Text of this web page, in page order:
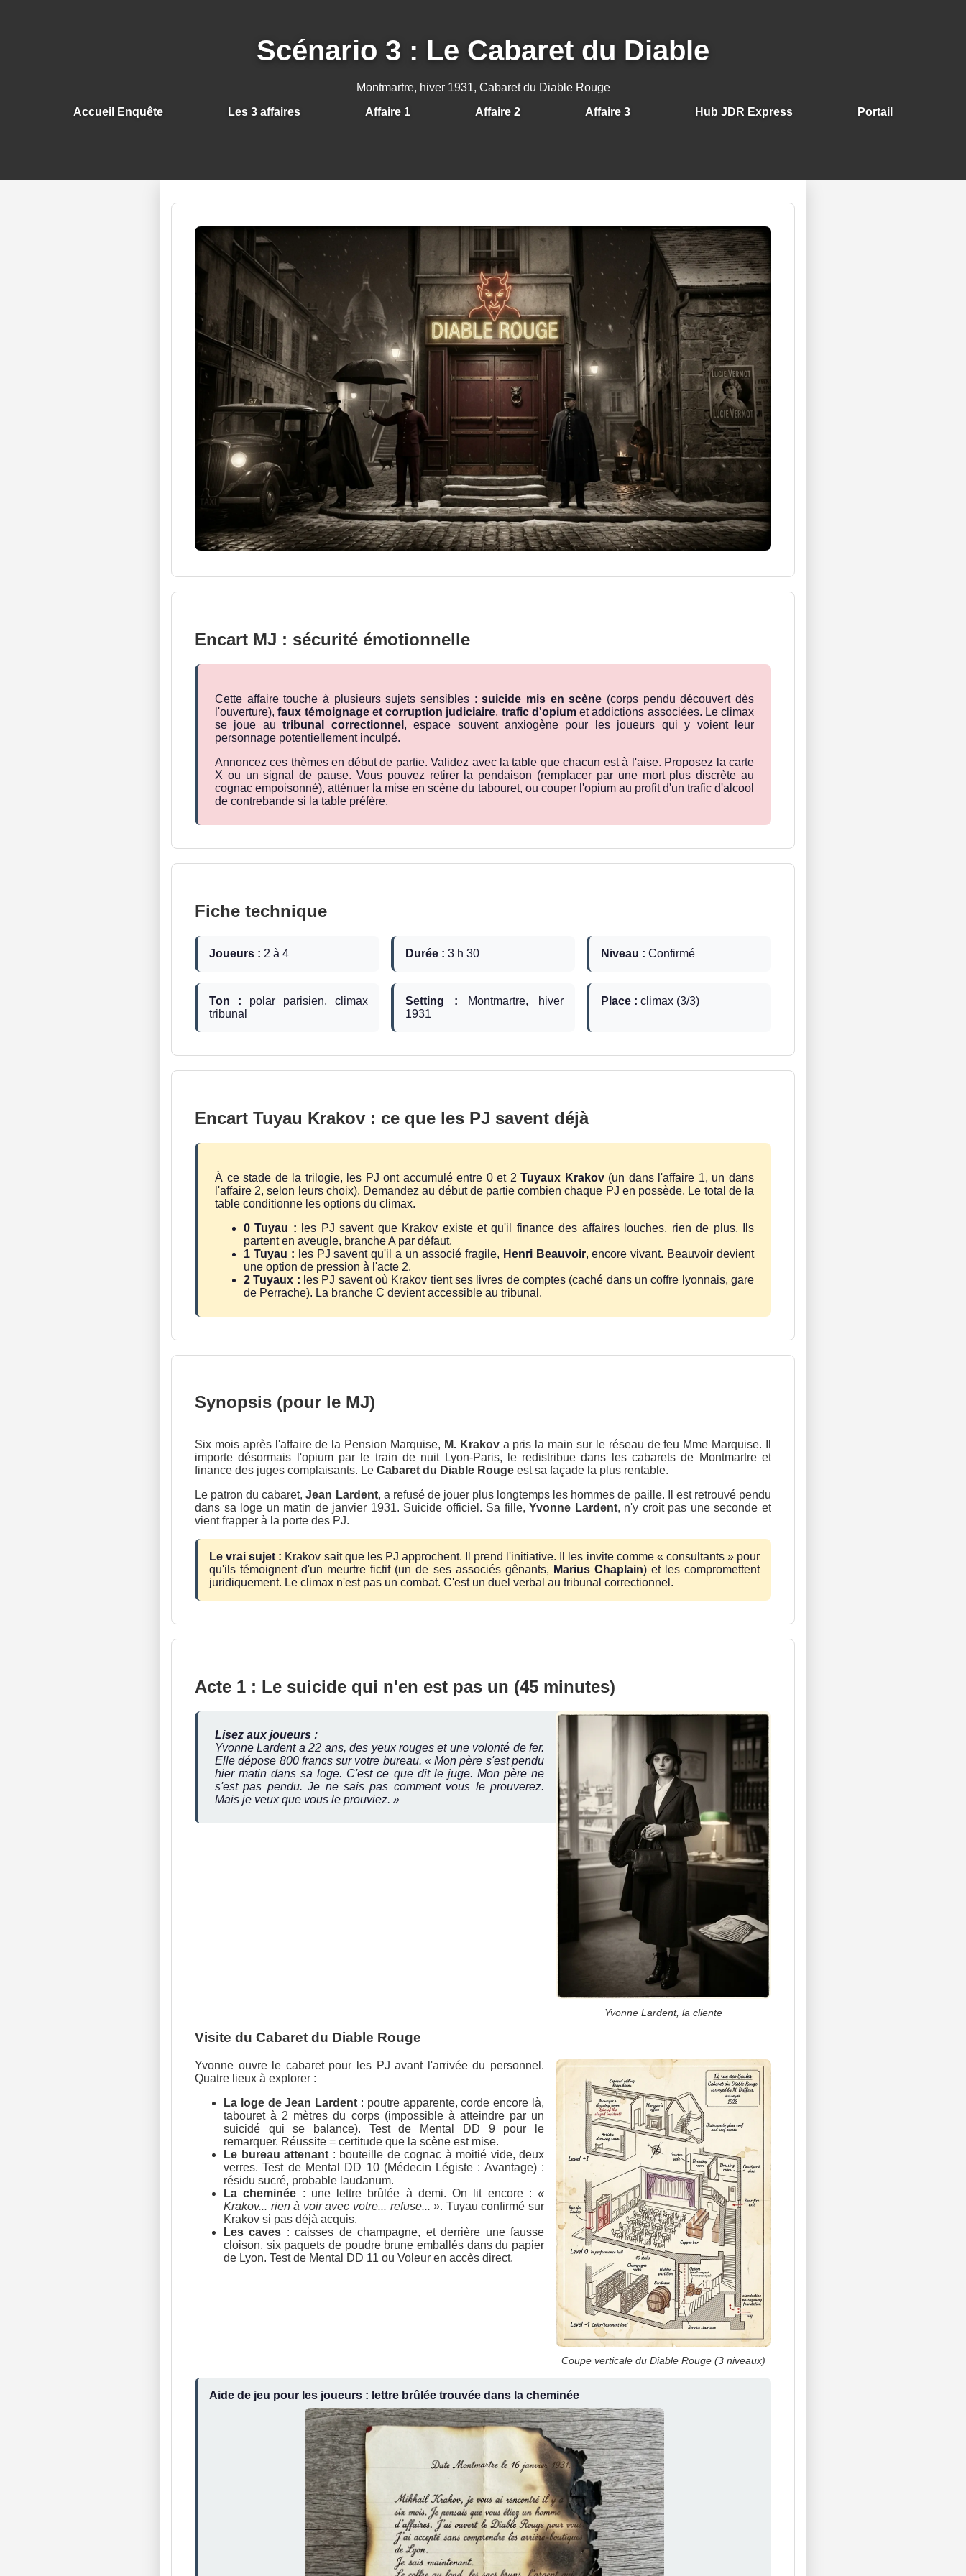
Scénario 3 : Le Cabaret du Diable
Montmartre, hiver 1931, Cabaret du Diable Rouge
Accueil Enquête
Les 3 affaires Affaire 1 Affaire 2 Affaire 3 Hub JDR Express Portail
Encart MJ : sécurité émotionnelle
Cette affaire touche à plusieurs sujets sensibles :suicide mis en scène (corps pendu découvert dès
l'ouverture),faux témoignage et corruption judiciaire, trafic d'opiumet addictions associées. Le climax
se joue autribunal correctionnel , espace souvent anxiogène pour les joueurs qui y voient leur
personnage potentiellement inculpé.
Annoncez ces thèmes en début de partie. Validez avec la table que chacun est à l'aise. Proposez la carte
X ou un signal de pause. Vous pouvez retirer la pendaison (remplacer par une mort plus discrète au
cognac empoisonné), atténuer la mise en scène du tabouret, ou couper l'opium au profit d'un trafic d'alcool
de contrebande si la table préfère.
Fiche technique
Joueurs : 2 à 4 Durée : 3 h 30 Niveau : Confirmé
Ton : polar parisien, climax
tribunal
Setting : Montmartre, hiver
1931
Place : climax (3/3)
Encart Tuyau Krakov : ce que les PJ savent déjà
À ce stade de la trilogie, les PJ ont accumulé entre 0 et 2Tuyaux Krakov(un dans l'affaire 1, un dans
l'affaire 2, selon leurs choix). Demandez au début de partie combien chaque PJ en possède. Le total de la
table conditionne les options du climax.
0 Tuyau : les PJ savent que Krakov existe et qu'il finance des affaires louches, rien de plus. Ils
partent en aveugle, branche A par défaut.
1 Tuyau : les PJ savent qu'il a un associé fragile, Henri Beauvoir, encore vivant. Beauvoir devient
une option de pression à l'acte 2.
2 Tuyaux : les PJ savent où Krakov tient ses livres de comptes (caché dans un coffre lyonnais, gare
de Perrache). La branche C devient accessible au tribunal.
Synopsis (pour le MJ)
Six mois après l'affaire de la Pension Marquise, M. Krakova pris la main sur le réseau de feu Mme Marquise. Il
importe désormais l'opium par le train de nuit Lyon-Paris, le redistribue dans les cabarets de Montmartre et
finance des juges complaisants. Le Cabaret du Diable Rouge est sa façade la plus rentable.
Le patron du cabaret,Jean Lardent, a refusé de jouer plus longtemps les hommes de paille. Il est retrouvé pendu
dans sa loge un matin de janvier 1931. Suicide officiel. Sa fille,Yvonne Lardent, n'y croit pas une seconde et
vient frapper à la porte des PJ.
Le vrai sujet : Krakov sait que les PJ approchent. Il prend l'initiative. Il les invite comme « consultants » pour
qu'ils témoignent d'un meurtre fictif (un de ses associés gênants, Marius Chaplain) et les compromettent
juridiquement. Le climax n'est pas un combat. C'est un duel verbal au tribunal correctionnel.
Acte 1 : Le suicide qui n'en est pas un (45 minutes)
Yvonne Lardent, la cliente
Lisez aux joueurs :
Yvonne Lardent a 22 ans, des yeux rouges et une volonté de fer.
Elle dépose 800 francs sur votre bureau. « Mon père s'est pendu
hier matin dans sa loge. C'est ce que dit le juge. Mon père ne
s'est pas pendu. Je ne sais pas comment vous le prouverez.
Mais je veux que vous le prouviez. »
Visite du Cabaret du Diable Rouge
Coupe verticale du Diable Rouge (3 niveaux)
Yvonne ouvre le cabaret pour les PJ avant l'arrivée du personnel.
Quatre lieux à explorer :
La loge de Jean Lardent : poutre apparente, corde encore là,
tabouret à 2 mètres du corps (impossible à atteindre par un
suicidé qui se balance). Test de Mental DD 9 pour le
remarquer. Réussite = certitude que la scène est mise.
Le bureau attenant : bouteille de cognac à moitié vide, deux
verres. Test de Mental DD 10 (Médecin Légiste : Avantage) :
résidu sucré, probable laudanum.
La cheminée : une lettre brûlée à demi. On lit encore : «
Krakov... rien à voir avec votre... refuse... ». Tuyau confirmé sur
Krakov si pas déjà acquis.
Les caves : caisses de champagne, et derrière une fausse
cloison, six paquets de poudre brune emballés dans du papier
de Lyon. Test de Mental DD 11 ou Voleur en accès direct.
Aide de jeu pour les joueurs : lettre brûlée trouvée dans la cheminée